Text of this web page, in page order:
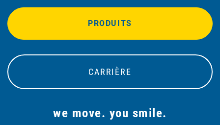
PRODUITS
CARRIÈRE
we move. you smile.